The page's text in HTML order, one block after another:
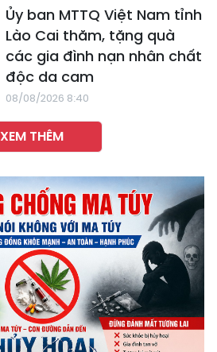
Ủy ban MTTQ Việt Nam tỉnh
Lào Cai thăm, tặng quà
các gia đình nạn nhân chất
độc da cam
08/08/2026 8:40
XEM THÊM